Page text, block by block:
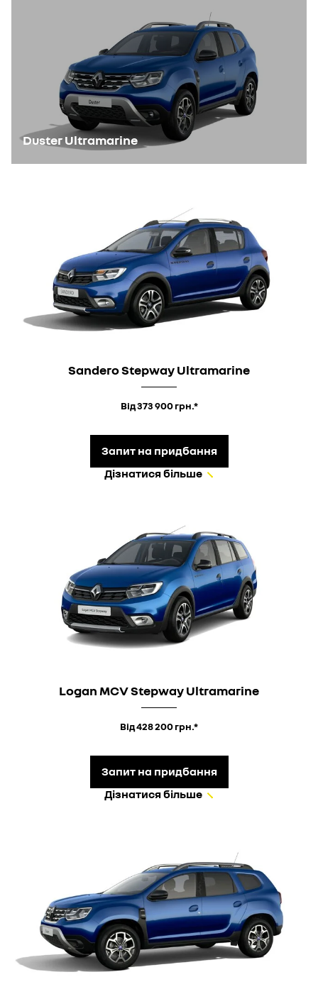
Duster Ultramarine
Sandero Stepway Ultramarine
Від 373 900 грн.*
Запит на придбання
Дізнатися більше
Logan MCV Stepway Ultramarine
Від 428 200 грн.*
Запит на придбання
Дізнатися більше